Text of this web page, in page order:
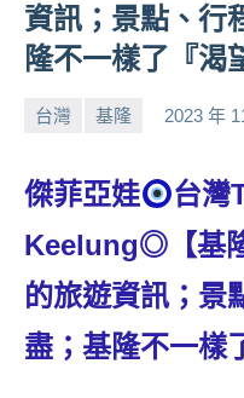
遊、
達
人
路、
遊
目
賓、
News
金
資訊；景點、行
隆不一樣了『渴
台灣 基隆 2023 年
傑菲亞娃
台灣
Keelung◎【基
的旅遊資訊；景
盡；基隆不一樣